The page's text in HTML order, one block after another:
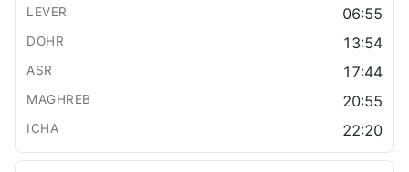
06:55
13:54
17:44
20:55
22:20